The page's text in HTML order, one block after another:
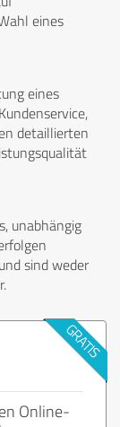
eines
eines
detaillierten
unabhängig
sind weder
Online-